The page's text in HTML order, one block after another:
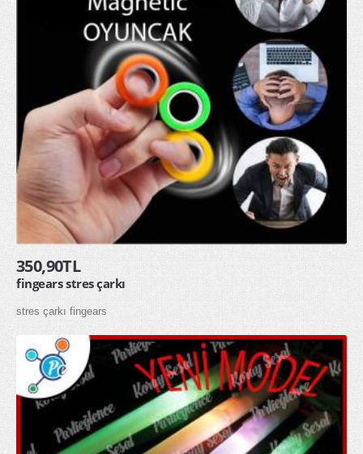
350,90TL
fingears stres çarkı
stres çarkı fingears